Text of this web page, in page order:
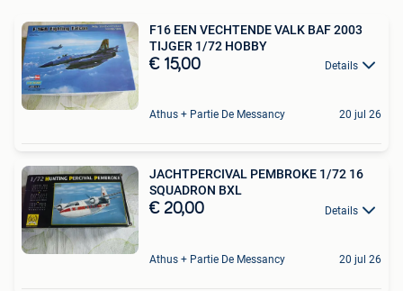
F16 EEN VECHTENDE VALK BAF 2003
TIJGER 1/72 HOBBY
€ 15,00 Details
Athus + Partie De Messancy 20 jul 26
JACHTPERCIVAL PEMBROKE 1/72 16
SQUADRON BXL
€ 20,00 Details
Athus + Partie De Messancy 20 jul 26